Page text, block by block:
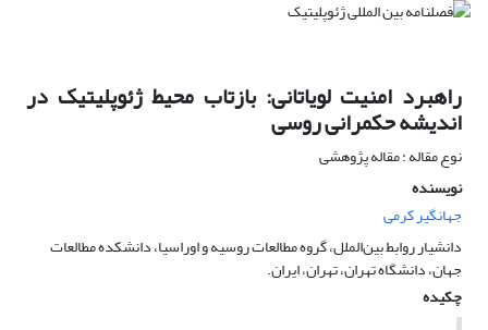
راهبرد امنیت لویاتانی: بازتاب محیط ژئوپلیتیک در
اندیشه حکمرانی روسی
نوع مقاله : مقاله پژوهشی
نویسنده
جهانگیر کرمی
دانشیار روابط بین‌الملل، گروه مطالعات روسیه و اوراسیا، دانشکده مطالعات
جهان، دانشگاه تهران، تهران، ایران.
چکیده